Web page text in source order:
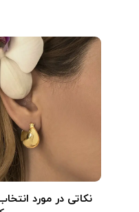
نکاتی در مورد